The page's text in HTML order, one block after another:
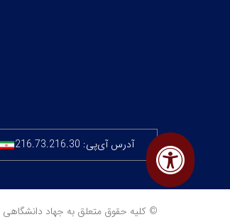
آدرس آی‌پی: 216.73.216.30
© کلیه حقوق متعلق به جهاد دانشگاهی است.